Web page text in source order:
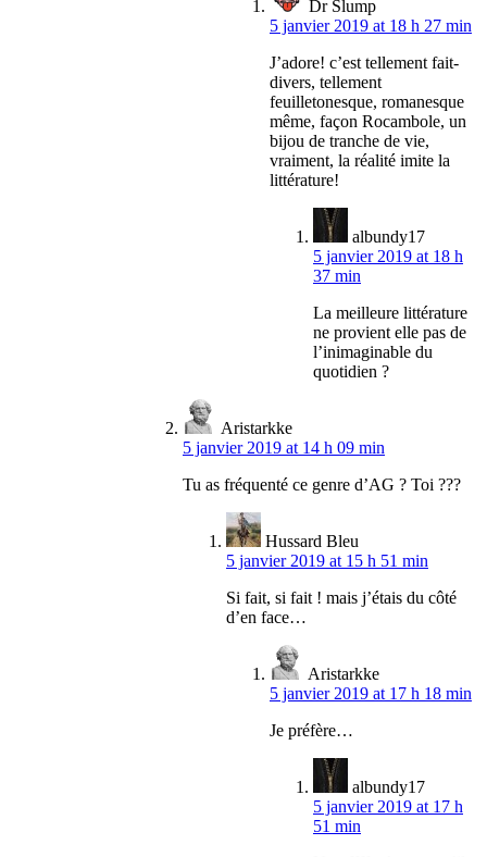
Dr Slump
5 janvier 2019 at 18 h 27 min
J’adore! c’est tellement fait-
divers, tellement
feuilletonesque, romanesque
même, façon Rocambole, un
bijou de tranche de vie,
vraiment, la réalité imite la
littérature!
albundy17
5 janvier 2019 at 18 h
37 min
La meilleure littérature
ne provient elle pas de
l’inimaginable du
quotidien ?
Aristarkke
5 janvier 2019 at 14 h 09 min
Tu as fréquenté ce genre d’AG ? Toi ???
Hussard Bleu
5 janvier 2019 at 15 h 51 min
Si fait, si fait ! mais j’étais du côté
d’en face…
Aristarkke
5 janvier 2019 at 17 h 18 min
Je préfère…
albundy17
5 janvier 2019 at 17 h
51 min